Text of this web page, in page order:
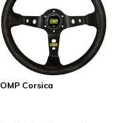
OMP Corsica